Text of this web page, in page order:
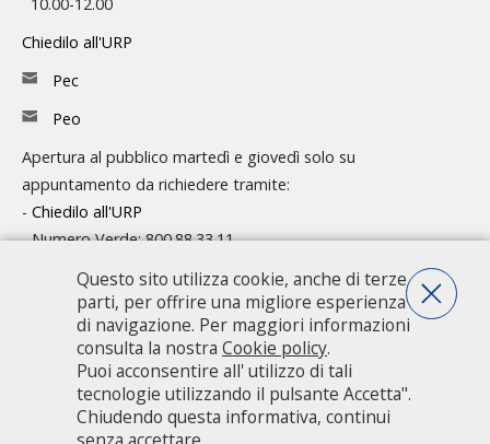
Chiedilo all'URP
Pec
Peo
Apertura al pubblico martedì e giovedì solo su
appuntamento da richiedere tramite:
- Chiedilo all'URP
- Numero Verde: 800.88.33.11
Consulta l'organigramma
Accedi agli atti
Guida pratica ai servizi e alla modulistica
Città metropolitana di Milano - Via Vivaio, 1 - 20122 Milano - centralino
Questo sito utilizza cookie, anche di terze
parti, per offrire una migliore esperienza
di navigazione. Per maggiori informazioni
consulta la nostra Cookie policy.
Puoi acconsentire all' utilizzo di tali
tecnologie utilizzando il pulsante Accetta".
Chiudendo questa informativa, continui